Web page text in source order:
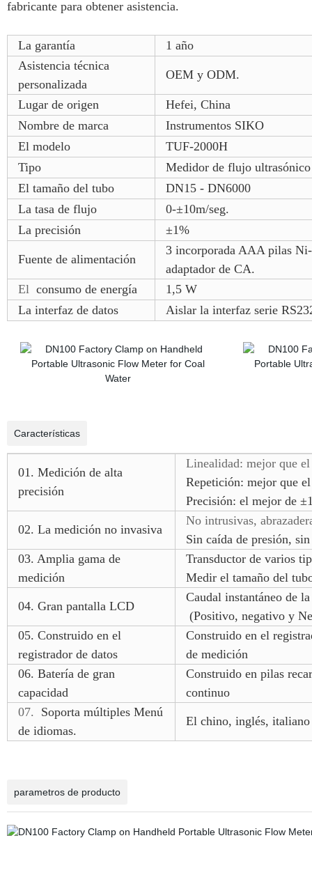
fabricante para obtener asistencia.
La garantía
1 año
Asistencia técnica
personalizada
OEM y ODM.
Lugar de origen
Hefei, China
Nombre de marca
Instrumentos SIKO
El modelo
TUF-2000H
Tipo
Medidor de flujo ultrasónico
El tamaño del tubo
DN15 - DN6000
La tasa de flujo
0-±10m/seg.
La precisión
±1%
Fuente de alimentación
3 incorporada AAA pilas
adaptador de CA.
El consumo de energía
1,5 W
La interfaz de datos
Aislar la interfaz serie
Características
01. Medición de alta
precisión
Linealidad: mejor que
Repetición: mejor que
Precisión: el mejor de
02. La medición no invasiva
No intrusivas,
Sin caída de presión,
03. Amplia gama de
medición
Transductor de varios
Medir el tamaño del
04. Gran pantalla LCD
Caudal instantáneo de
(Positivo, negativo y
05. Construido en el
registrador de datos
Construido en el
de medición
06. Batería de gran
capacidad
Construido en pilas
continuo
07. Soporta múltiples Menú
de idiomas.
El chino, inglés, italiano
parametros de producto